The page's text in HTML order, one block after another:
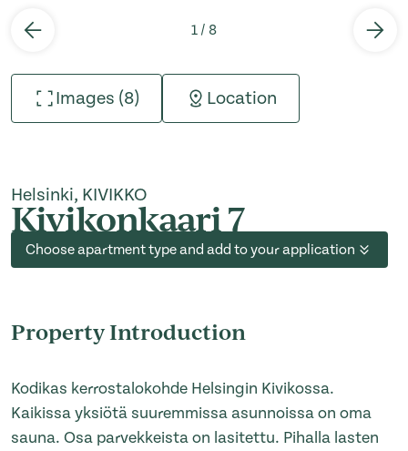
1 / 8
Images (8) Location
Helsinki, KIVIKKO
Kivikonkaari 7
Choose apartment type and add to your application
Property Introduction
Kodikas kerrostalokohde Helsingin Kivikossa.
Kaikissa yksiötä suuremmissa asunnoissa on oma
sauna. Osa parvekkeista on lasitettu. Pihalla lasten